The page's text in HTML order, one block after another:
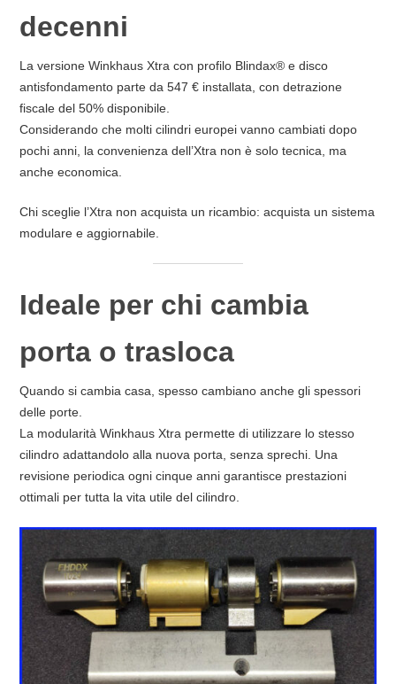
decenni
La versione Winkhaus Xtra con profilo Blindax® e disco
antisfondamento parte da 547 € installata, con detrazione
fiscale del 50% disponibile.
Considerando che molti cilindri europei vanno cambiati dopo
pochi anni, la convenienza dell’Xtra non è solo tecnica, ma
anche economica.
Chi sceglie l’Xtra non acquista un ricambio: acquista un sistema
modulare e aggiornabile.
Ideale per chi cambia
porta o trasloca
Quando si cambia casa, spesso cambiano anche gli spessori
delle porte.
La modularità Winkhaus Xtra permette di utilizzare lo stesso
cilindro adattandolo alla nuova porta, senza sprechi. Una
revisione periodica ogni cinque anni garantisce prestazioni
ottimali per tutta la vita utile del cilindro.